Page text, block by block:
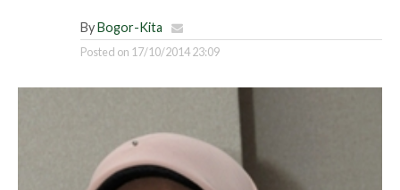
By Bogor-Kita
Posted on 17/10/2014 23:09